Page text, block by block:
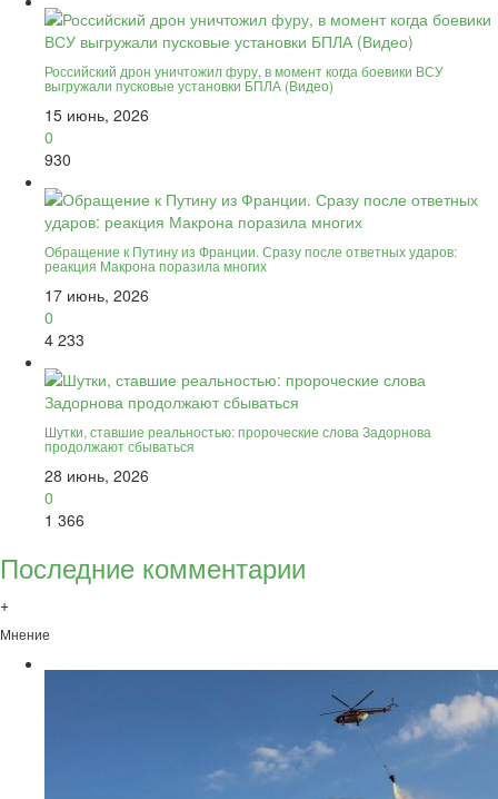
Российский дрон уничтожил фуру, в момент когда боевики ВСУ
выгружали пусковые установки БПЛА (Видео)
15 июнь, 2026
0
930
Обращение к Путину из Франции. Сразу после ответных ударов:
реакция Макрона поразила многих
17 июнь, 2026
0
4 233
Шутки, ставшие реальностью: пророческие слова Задорнова
продолжают сбываться
28 июнь, 2026
0
1 366
Последние комментарии
+
Мнение